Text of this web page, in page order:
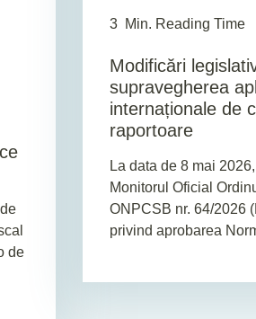
de
3 Min. Reading Time
Modificări
supravegherea
internaționale de
raportoare
La data de 8 mai
Monitorul Oficial
ONPCSB nr. 64/2026
privind aprobarea